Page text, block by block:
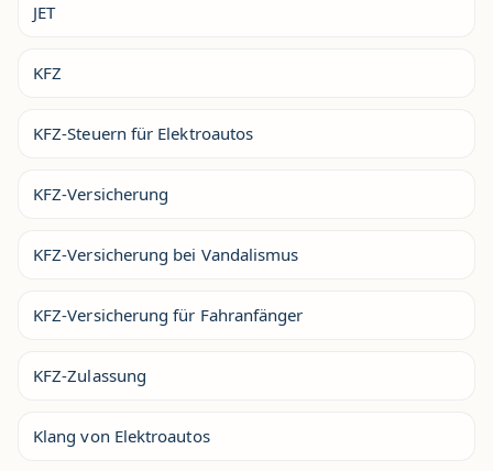
JET
KFZ
KFZ-Steuern für Elektroautos
KFZ-Versicherung
KFZ-Versicherung bei Vandalismus
KFZ-Versicherung für Fahranfänger
KFZ-Zulassung
Klang von Elektroautos